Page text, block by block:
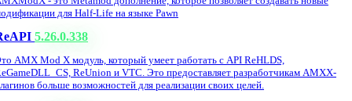
для Half-Life на языке Pawn
5.26.0.338
AMX Mod X модуль, который умеет работать с API ReHLDS,
ReUnion и VTC. Это предоставляет разработчикам AMXX-
больше возможностей для реализации своих целей.